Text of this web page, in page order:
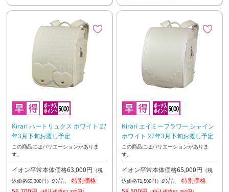
Kirari ハートリュクス ホワイト 27
年3月下旬お渡し予定
この商品にはバリエーションがありま
す。
イオン平常本体価格63,000円 （税
込価格69,300円） の品、 特別価格
Kirari エイミーフラワー シャイン
ホワイト 27年3月下旬お渡し予定
この商品にはバリエーションがありま
す。
イオン平常本体価格65,000円 （税
込価格71,500円） の品、 特別価格